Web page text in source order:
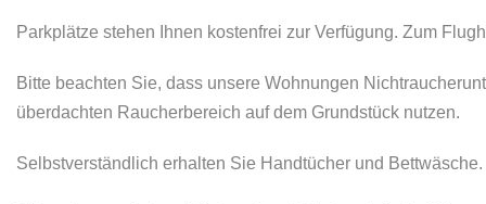
Parkplätze stehen Ihnen kostenfrei zur Verfügung. Zum
Bitte beachten Sie, dass unsere Wohnungen
überdachten Raucherbereich auf dem Grundstück nutzen.
Selbstverständlich erhalten Sie Handtücher und Bettwäsche.